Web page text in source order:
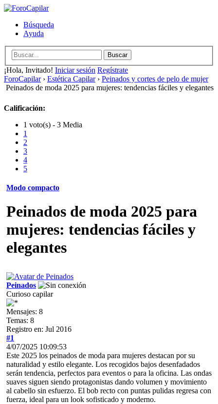
Búsqueda
Ayuda
¡Hola, Invitado! Iniciar sesión Regístrate
ForoCapilar› Estética Capilar› Peinados y cortes de pelo de mujer
Peinados de moda 2025 para mujeres: tendencias fáciles y elegantes
Calificación:
1 voto(s) - 3 Media
1
2
3
4
5
Modo compacto
Peinados de moda 2025 para
mujeres: tendencias fáciles y
elegantes
Peinados
Curioso capilar
Mensajes: 8
Temas: 8
Registro en: Jul 2016
#1
4/07/2025 10:09:53
Este 2025 los peinados de moda para mujeres destacan por su
naturalidad y estilo elegante. Los recogidos bajos desenfadados
serán tendencia, perfectos para eventos o para la oficina. Las ondas
suaves siguen siendo protagonistas dando volumen y movimiento
al cabello sin esfuerzo. El bob recto con puntas pulidas regresa con
fuerza, ideal para un look sofisticado y moderno.